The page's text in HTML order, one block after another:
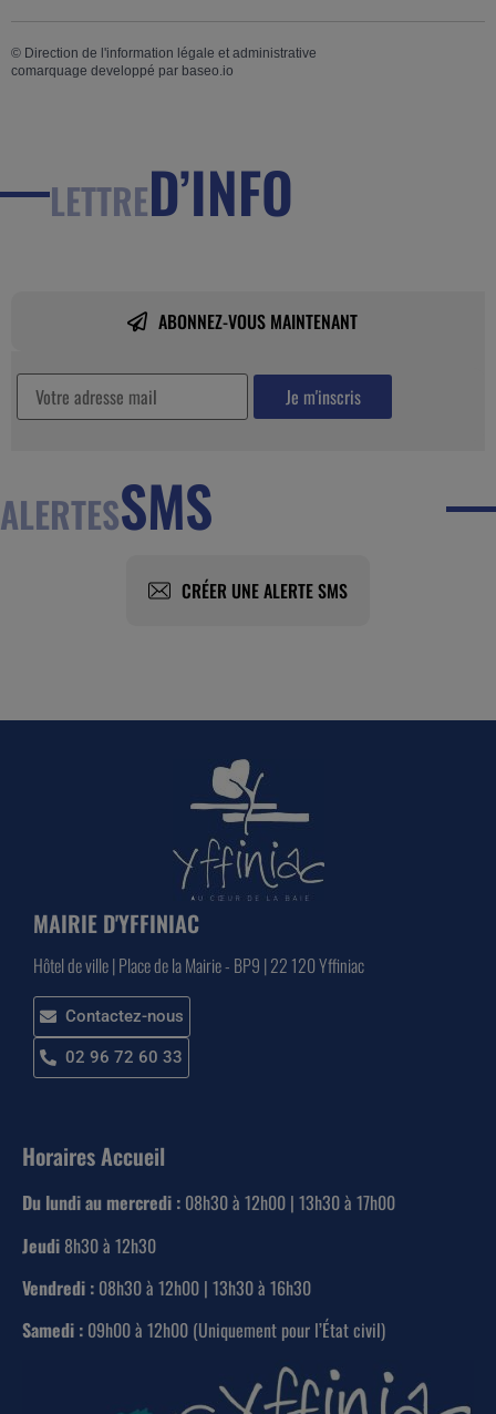
© Direction de l'information légale et administrative
comarquage developpé par baseo.io
LETTRED’INFO
ABONNEZ-VOUS MAINTENANT
ALERTESSMS
CRÉER UNE ALERTE SMS
MAIRIE D'YFFINIAC
Hôtel de ville | Place de la Mairie - BP9 | 22 120 Yffiniac
Contactez-nous
02 96 72 60 33
Horaires Accueil
Du lundi au mercredi : 08h30 à 12h00 | 13h30 à 17h00
Jeudi 8h30 à 12h30
Vendredi : 08h30 à 12h00 | 13h30 à 16h30
Samedi : 09h00 à 12h00 (Uniquement pour l’État civil)